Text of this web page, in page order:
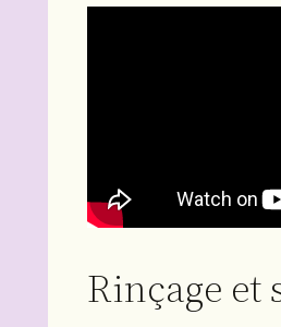
Rinçage et